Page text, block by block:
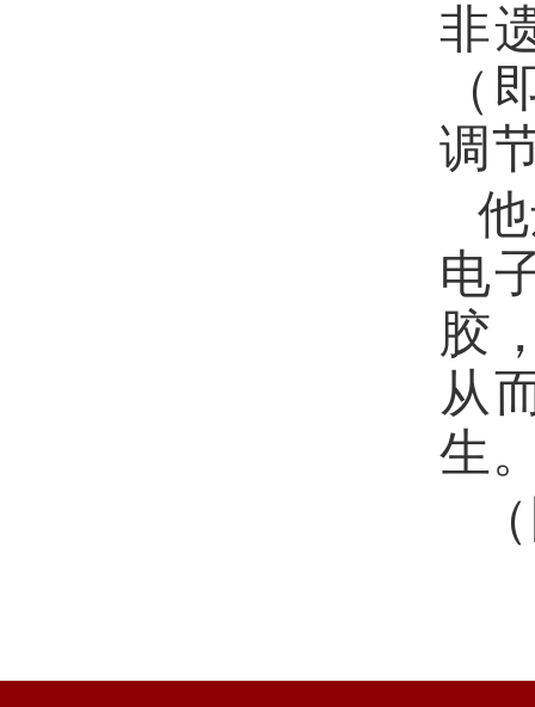
非
（
调
电
胶
从
生